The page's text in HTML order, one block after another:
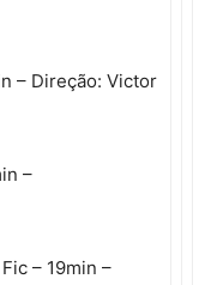
– Direção: Victor
–
– 19min –